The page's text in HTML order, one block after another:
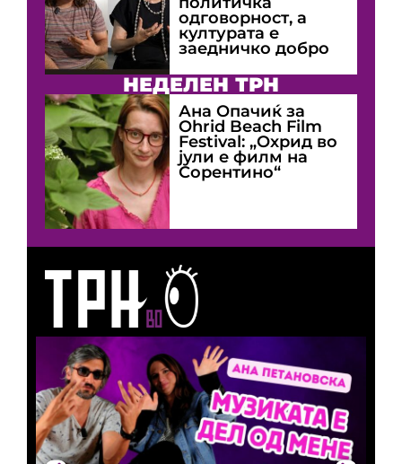
одговорност, а
културата е
заедничко добро
НЕДЕЛЕН ТРН
Ана Опачиќ за
Оhrid Beach Film
Festival: „Охрид во
јули е филм на
Сорентино“